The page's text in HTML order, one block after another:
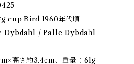
cup Bird 1960年代頃
Dybdahl / Palle Dybdahl
高さ約3.4cm、重量：61g